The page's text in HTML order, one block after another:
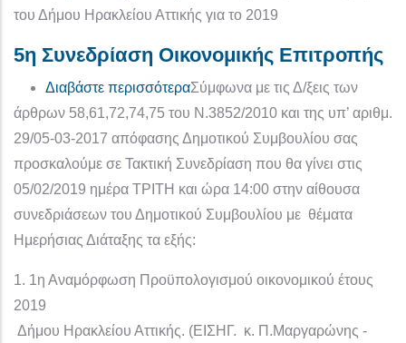
του Δήμου Ηρακλείου Αττικής για το 2019
5η Συνεδρίαση Οικονομικής Επιτροπής
Διαβάστε περισσότεραγια το 5η Συνεδρίαση
Σύμφωνα με τις Δ/ξεις των
άρθρων 58,61,72,74,75 του Ν.3852/2010 και της υπ’ αριθμ.
29/05-03-2017 απόφασης Δημοτικού Συμβουλίου σας
προσκαλούμε σε Τακτική Συνεδρίαση που θα γίνει στις
05/02/2019 ημέρα ΤΡΙΤΗ και ώρα 14:00 στην αίθουσα
συνεδριάσεων του Δημοτικού Συμβουλίου με θέματα
Ημερήσιας Διάταξης τα εξής:
1. 1η Αναμόρφωση Προϋπολογισμού οικονομικού έτους
2019
Δήμου Ηρακλείου Αττικής. (ΕΙΣΗΓ. κ. Π.Μαργαρώνης -